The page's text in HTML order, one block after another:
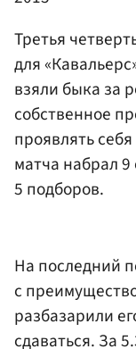
Третья
для
взяли быка за
собственное
проявлять
матча набрал
5 подборов.
На последний
с
разбазарили
сдаваться. За